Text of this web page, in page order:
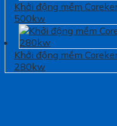
Khởi động mềm
500kw
Khởi động mềm
280kw